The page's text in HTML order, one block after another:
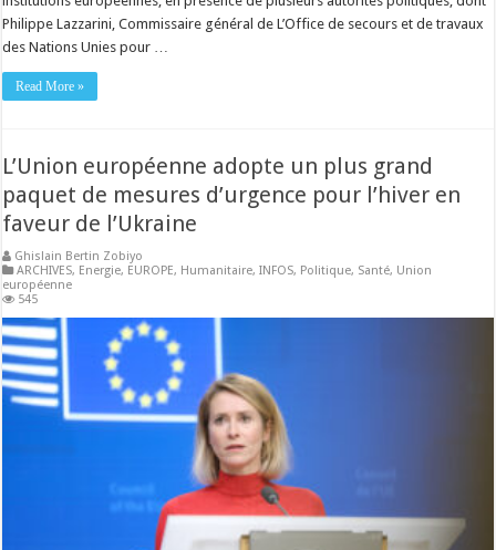
Philippe Lazzarini, Commissaire général de L’Office de secours et de travaux
des Nations Unies pour …
Read More »
L’Union européenne adopte un plus grand
paquet de mesures d’urgence pour l’hiver en
faveur de l’Ukraine
Ghislain Bertin Zobiyo
ARCHIVES, Energie, EUROPE, Humanitaire,INFOS, Politique, Santé, Union
européenne
545